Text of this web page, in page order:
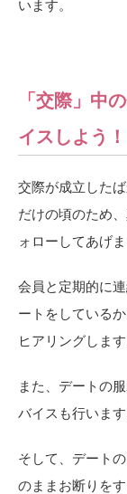
います。
「交際」中
イスしよう！
交際が成立した
だけの頃のため
ォローしてあげま
会員と定期的に
ートをしている
ヒアリングします
また、デートの
バイスも行います
そして、デート
のままお断りを